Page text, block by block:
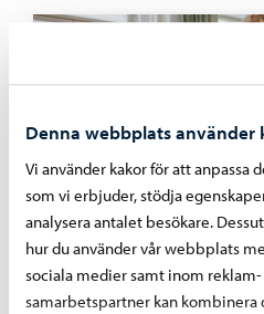
Denna webbplats använder
Vi använder kakor för att anpassa
som vi erbjuder, stödja
analysera antalet besökare.
hur du använder vår webbplats
sociala medier samt inom reklam-
samarbetspartner kan kombinera
Utbildning 03.08.2026